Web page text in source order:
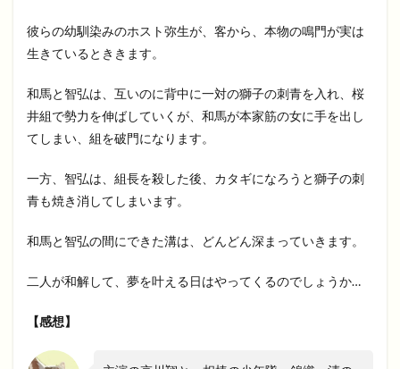
彼らの幼馴染みのホスト弥生が、客から、本物の鳴門が実は
生きているとききます。
和馬と智弘は、互いのに背中に一対の獅子の刺青を入れ、桜
井組で勢力を伸ばしていくが、和馬が本家筋の女に手を出し
てしまい、組を破門になります。
一方、智弘は、組長を殺した後、カタギになろうと獅子の刺
青も焼き消してしまいます。
和馬と智弘の間にできた溝は、どんどん深まっていきます。
二人が和解して、夢を叶える日はやってくるのでしょうか…
【感想】